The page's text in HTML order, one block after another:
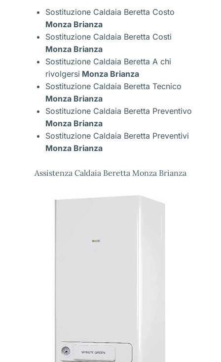
Sostituzione Caldaia Beretta Costo
Monza Brianza
Sostituzione Caldaia Beretta Costi
Monza Brianza
Sostituzione Caldaia Beretta A chi
rivolgersi Monza Brianza
Sostituzione Caldaia Beretta Tecnico
Monza Brianza
Sostituzione Caldaia Beretta Preventivo
Monza Brianza
Sostituzione Caldaia Beretta Preventivi
Monza Brianza
Assistenza Caldaia Beretta Monza Brianza